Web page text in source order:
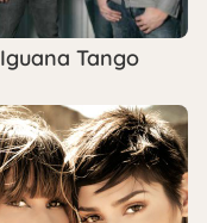
Iguana Tango